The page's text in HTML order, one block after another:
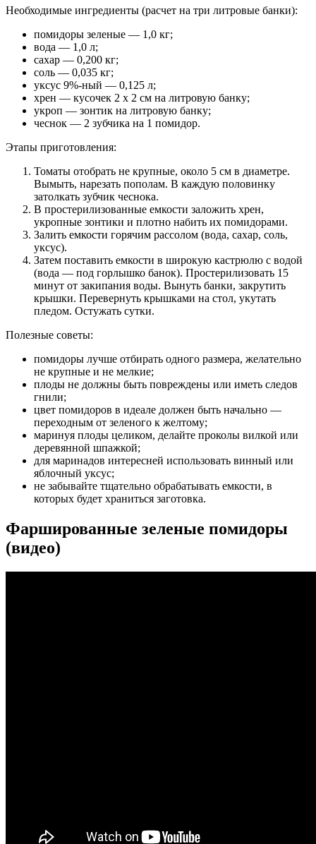
Необходимые ингредиенты (расчет на три литровые банки):
помидоры зеленые — 1,0 кг;
вода — 1,0 л;
сахар — 0,200 кг;
соль — 0,035 кг;
уксус 9%-ный — 0,125 л;
хрен — кусочек 2 х 2 см на литровую банку;
укроп — зонтик на литровую банку;
чеснок — 2 зубчика на 1 помидор.
Этапы приготовления:
Томаты отобрать не крупные, около 5 см в диаметре.
Вымыть, нарезать пополам. В каждую половинку
затолкать зубчик чеснока.
В простерилизованные емкости заложить хрен,
укропные зонтики и плотно набить их помидорами.
Залить емкости горячим рассолом (вода, сахар, соль,
уксус).
Затем поставить емкости в широкую кастрюлю с водой
(вода — под горлышко банок). Простерилизовать 15
минут от закипания воды. Вынуть банки, закрутить
крышки. Перевернуть крышками на стол, укутать
пледом. Остужать сутки.
Полезные советы:
помидоры лучше отбирать одного размера, желательно
не крупные и не мелкие;
плоды не должны быть повреждены или иметь следов
гнили;
цвет помидоров в идеале должен быть начально —
переходным от зеленого к желтому;
маринуя плоды целиком, делайте проколы вилкой или
деревянной шпажкой;
для маринадов интересней использовать винный или
яблочный уксус;
не забывайте тщательно обрабатывать емкости, в
которых будет храниться заготовка.
Фаршированные зеленые помидоры
(видео)